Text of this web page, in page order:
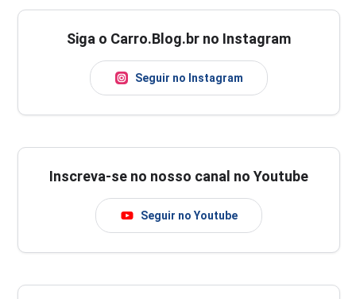
Siga o Carro.Blog.br no Instagram
Seguir no Instagram
Inscreva-se no nosso canal no Youtube
Seguir no Youtube